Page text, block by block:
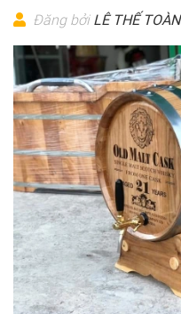
Đăng bởi LÊ THẾ TOÀN